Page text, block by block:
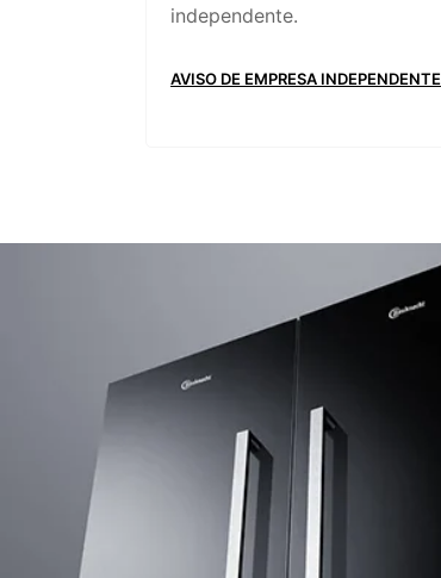
independente.
AVISO DE EMPRESA INDEPENDENTE